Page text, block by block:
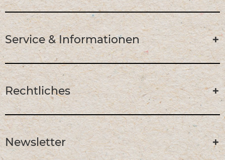
Service & Informationen
Rechtliches
Newsletter